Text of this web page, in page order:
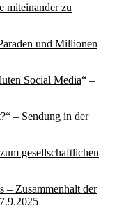
miteinander zu
und Millionen
Social Media“ –
“ – Sendung in der
gesellschaftlichen
– Zusammenhalt der